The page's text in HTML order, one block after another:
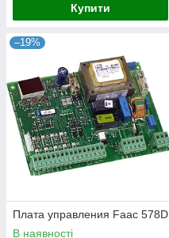
Купити
–19%
Плата управления Faac 578D
В наявності